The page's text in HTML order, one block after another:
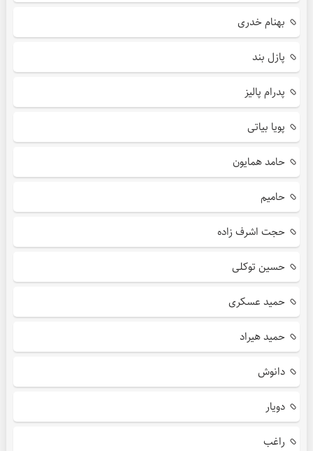
بهنام خدری
پازل بند
پدرام پالیز
پویا بیاتی
حامد همایون
حامیم
حجت اشرف زاده
حسین توکلی
حمید عسکری
حمید هیراد
دانوش
دویار
راغب